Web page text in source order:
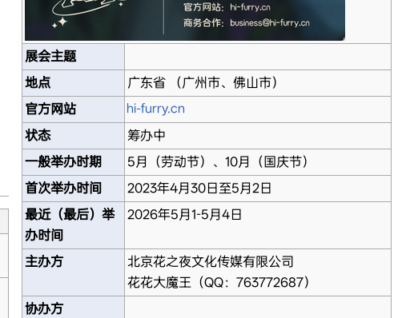
展会主题
地点
广东省 （广州市、佛山市）
官方网站
hi-furry.cn
状态
筹办中
一般举办时期
5月（劳动节）、10月（国庆节）
首次举办时间
2023年4月30日至5月2日
最近（最后）举
办时间
2026年5月1-5月4日
主办方
北京花之夜文化传媒有限公司
花花大魔王（QQ：763772687）
协办方